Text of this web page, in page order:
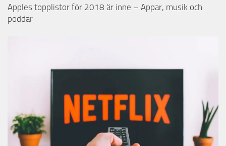
Apples topplistor för 2018 är inne – Appar, musik och
poddar